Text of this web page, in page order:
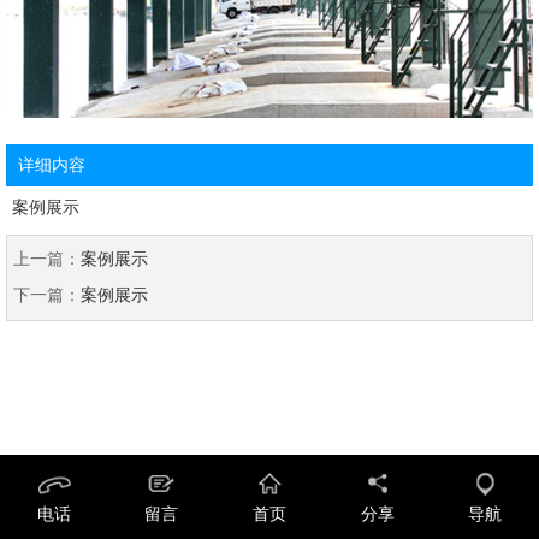
详细内容
案例展示
上一篇： 案例展示
下一篇： 案例展示
电话 留言 首页 分享 导航